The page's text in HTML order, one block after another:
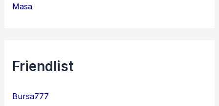
Masa
Friendlist
Bursa777